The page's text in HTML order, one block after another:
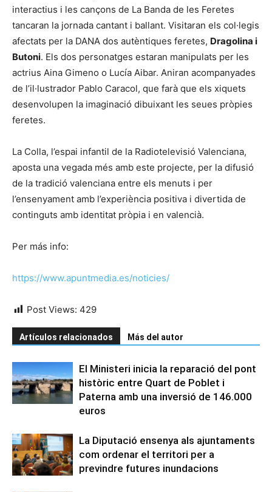
interactius i les cançons de La Banda de les Feretes
tancaran la jornada cantant i ballant. Visitaran els col·legis
afectats per la DANA dos autèntiques feretes, Dragolina i
Butoni. Els dos personatges estaran manipulats per les
actrius Aina Gimeno o Lucía Aibar. Aniran acompanyades
de l’il·lustrador Pablo Caracol, que farà que els xiquets
desenvolupen la imaginació dibuixant les seues pròpies
feretes.
La Colla, l’espai infantil de la Radiotelevisió Valenciana,
aposta una vegada més amb este projecte, per la difusió
de la tradició valenciana entre els menuts i per
l’ensenyament amb l’experiència positiva i divertida de
continguts amb identitat pròpia i en valencià.
Per más info:
https://www.apuntmedia.es/noticies/
Post Views: 429
Artículos relacionados Más del autor
El Ministeri inicia la reparació del pont
històric entre Quart de Poblet i
Paterna amb una inversió de 146.000
euros
La Diputació ensenya als ajuntaments
com ordenar el territori per a
previndre futures inundacions